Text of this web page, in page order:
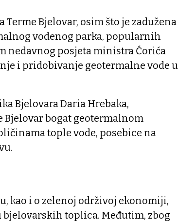
Bjelovar, osim što je zadužena
vodenog parka, popularnih
posjeta ministra Ćorića
i pridobivanje geotermalne vode u
Bjelovara Daria Hrebaka,
Bjelovar bogat geotermalnom
tople vode, posebice na
kao i o zelenoj održivoj ekonomiji,
toplica. Međutim, zbog